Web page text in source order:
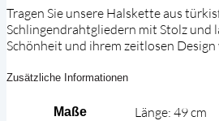
Tragen Sie unsere Halskette aus
Schlingendrahtgliedern mit Stolz und
Schönheit und ihrem zeitlosen Design
Zusätzliche Informationen
Maße Länge: 49 cm